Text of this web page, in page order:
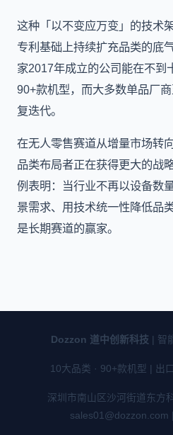
这种「以不变应万变」的技术
专利基础上持续扩充品类的底
家2017年成立的公司能在不到
90+款机型，而大多数单品厂
复迭代。
在无人零售赛道从增量市场转
品类布局者正在获得更大的战
例表明：当行业不再以设备数
景需求、用技术统一性降低品
是长期赛道的赢家。
Dozzon 道中创新科技 | 智
10大品类 · 90+款机型 | 出
深圳市南山区沙河街道东方
sales01@dozzon.com